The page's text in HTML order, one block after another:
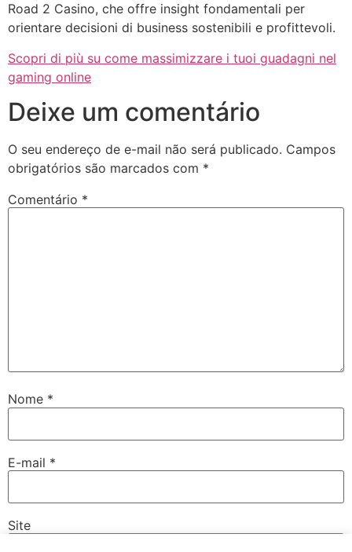
Road 2 Casino, che offre insight fondamentali per
orientare decisioni di business sostenibili e profittevoli.
Scopri di più su come massimizzare i tuoi guadagni nel
gaming online
Deixe um comentário
O seu endereço de e-mail não será publicado. Campos
obrigatórios são marcados com *
Comentário *
Nome *
E-mail *
Site